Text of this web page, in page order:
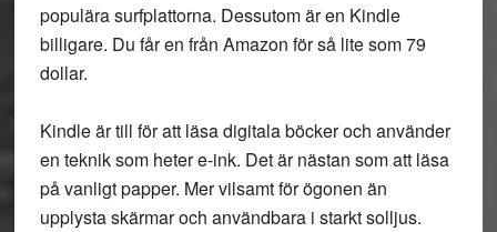
populära surfplattorna. Dessutom är en Kindle
billigare. Du får en från Amazon för så lite som 79
dollar.
Kindle är till för att läsa digitala böcker och använder
en teknik som heter e-ink. Det är nästan som att läsa
på vanligt papper. Mer vilsamt för ögonen än
upplysta skärmar och användbara i starkt solljus.